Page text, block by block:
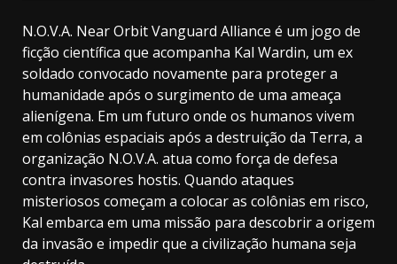
N.O.V.A. Near Orbit Vanguard Alliance é um jogo de
ficção científica que acompanha Kal Wardin, um ex
soldado convocado novamente para proteger a
humanidade após o surgimento de uma ameaça
alienígena. Em um futuro onde os humanos vivem
em colônias espaciais após a destruição da Terra, a
organização N.O.V.A. atua como força de defesa
contra invasores hostis. Quando ataques
misteriosos começam a colocar as colônias em risco,
Kal embarca em uma missão para descobrir a origem
da invasão e impedir que a civilização humana seja